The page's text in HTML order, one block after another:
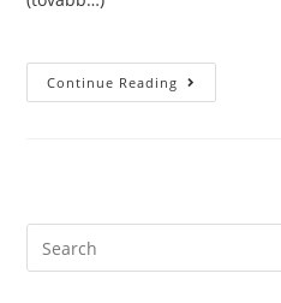
Continue Reading Letter
Ruhte
Rechten
Search
this